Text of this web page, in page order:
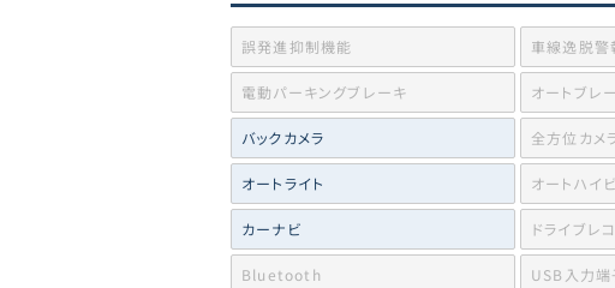
誤発進抑制機能 車線逸脱警
電動パーキングブレーキ オートブレ
バックカメラ 全方位カメ
オートライト オートハイ
カーナビ ドライブレ
Bluetooth USB入力端